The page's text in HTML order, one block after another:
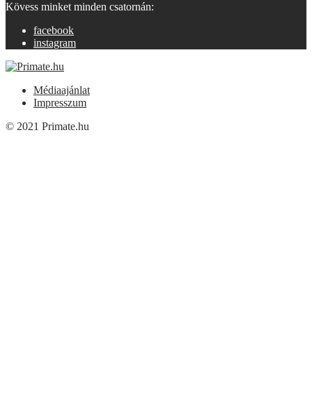
Kövess minket minden csatornán:
facebook
instagram
Médiaajánlat
Impresszum
© 2021 Primate.hu